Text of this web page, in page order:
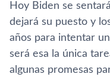
Hoy Biden se
dejará su puesto y
años para intentar
será esa la única
algunas promesas